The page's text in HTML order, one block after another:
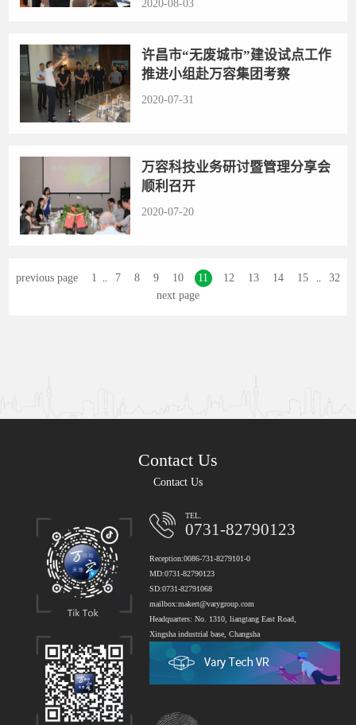
2020-08-03
许昌市“无废城市”建设试点工作
推进小组赴万容集团考察
2020-07-31
万容科技业务研讨暨管理分享会
顺利召开
2020-07-20
previous page 1 7 8 9 10 11 12 13 14 15
32
next page
Contact Us
Contact Us
TEL.
0731-82790123
Reception:0086-731-8279101-0
MD:0731-82790123
SD:0731-82791068
mailbox:makert@varygroup.com
Headquarters: No. 1310, liangtang East Road,
Xingsha industrial base, Changsha